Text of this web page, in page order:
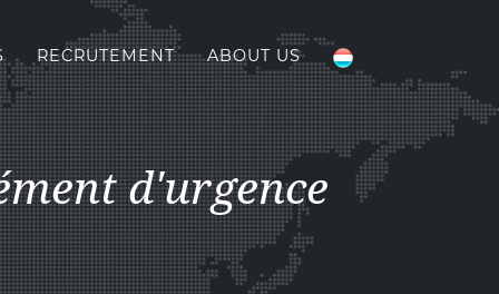
RECRUTEMENT ABOUT US
d'urgence